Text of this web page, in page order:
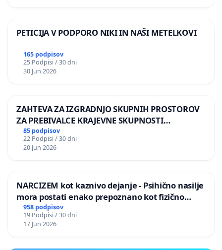
PETICIJA V PODPORO NIKI IN NAŠI METELKOVI
165 podpisov
25 Podpisi / 30 dni
30 Jun 2026
ZAHTEVA ZA IZGRADNJO SKUPNIH PROSTOROV
ZA PREBIVALCE KRAJEVNE SKUPNOSTI
PRESTRANEK
85 podpisov
22 Podpisi / 30 dni
20 Jun 2026
NARCIZEM kot kaznivo dejanje - Psihično nasilje
mora postati enako prepoznano kot fizično
nasilje
958 podpisov
19 Podpisi / 30 dni
17 Jun 2026